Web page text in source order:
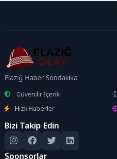
Elazığ Haber Sondakika
Güvenilir İçerik
Hızlı Haberler
Bizi Takip Edin
Sponsorlar